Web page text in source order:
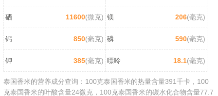
硒 11600(微克) 镁 206(毫克)
钙 850(毫克) 磷 590(毫克)
钾 385(毫克) 嘌呤 18.1(毫克)
泰国香米的营养成分查询：100克泰国香米的热量含量391千卡，100
克泰国香米的叶酸含量24微克，100克泰国香米的碳水化合物含量77.7